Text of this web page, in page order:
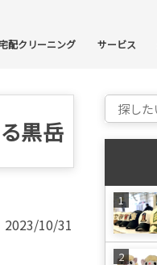
配クリーニング サービス
黒岳
10/31
Search for: